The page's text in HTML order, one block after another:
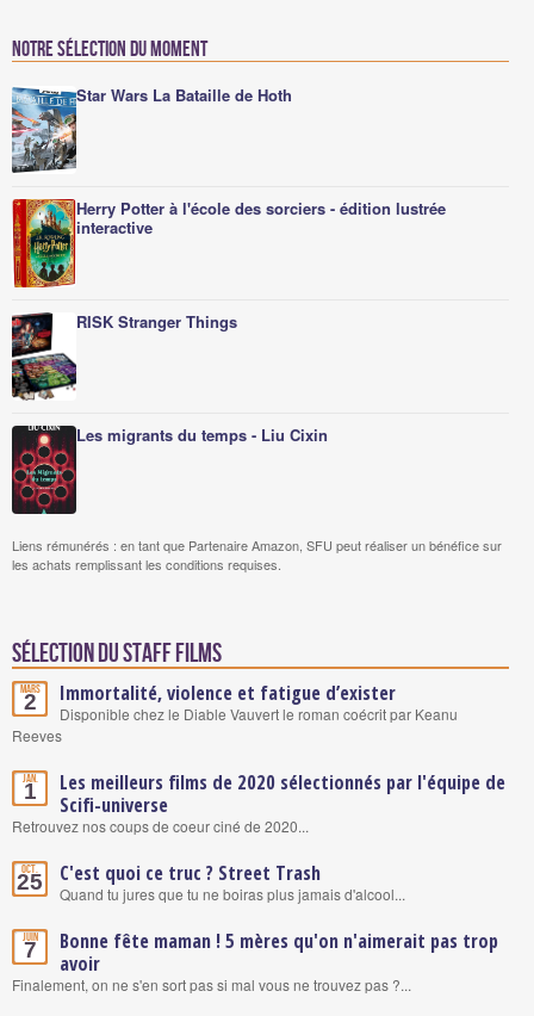
Notre sélection du moment
Star Wars La Bataille de Hoth
Herry Potter à l'école des sorciers - édition lustrée
interactive
RISK Stranger Things
Les migrants du temps - Liu Cixin
Liens rémunérés : en tant que Partenaire Amazon, SFU peut réaliser un bénéfice sur
les achats remplissant les conditions requises.
Sélection du staff Films
Mars
2 Immortalité, violence et fatigue d’exister
Disponible chez le Diable Vauvert le roman coécrit par Keanu
Reeves
Jan.
1
Les meilleurs films de 2020 sélectionnés par l'équipe de
Scifi-universe
Retrouvez nos coups de coeur ciné de 2020...
Oct.
25 C'est quoi ce truc ? Street Trash
Quand tu jures que tu ne boiras plus jamais d'alcool...
Juin
7
Bonne fête maman ! 5 mères qu'on n'aimerait pas trop
avoir
Finalement, on ne s'en sort pas si mal vous ne trouvez pas ?...